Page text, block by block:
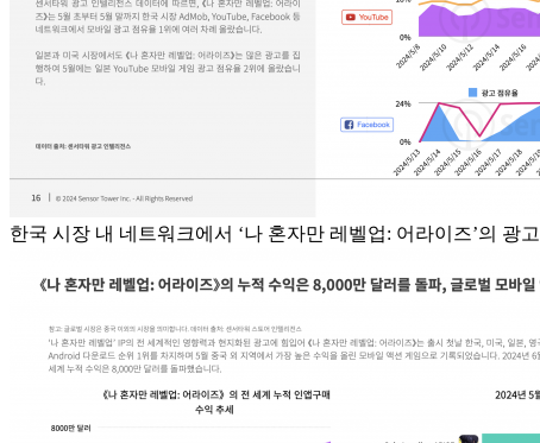
한국 시장 내 네트워크에서 ‘나 혼자만 레벨업: 어라이즈’의 광